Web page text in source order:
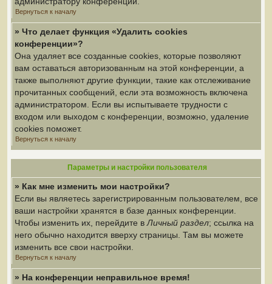
Вернуться к началу
» Что делает функция «Удалить cookies
конференции»?
Она удаляет все созданные cookies, которые позволяют
вам оставаться авторизованным на этой конференции, а
также выполняют другие функции, такие как отслеживание
прочитанных сообщений, если эта возможность включена
администратором. Если вы испытываете трудности с
входом или выходом с конференции, возможно, удаление
cookies поможет.
Вернуться к началу
Параметры и настройки пользователя
» Как мне изменить мои настройки?
Если вы являетесь зарегистрированным пользователем, все
ваши настройки хранятся в базе данных конференции.
Чтобы изменить их, перейдите в Личный раздел; ссылка на
него обычно находится вверху страницы. Там вы можете
изменить все свои настройки.
Вернуться к началу
» На конференции неправильное время!